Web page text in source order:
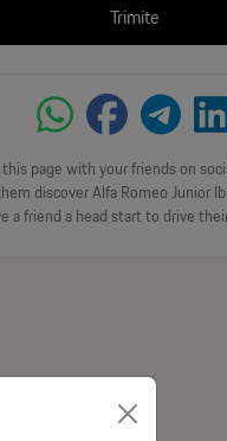
Trimite
page with your friends on
discover Alfa Romeo Junior
a friend a head start to drive